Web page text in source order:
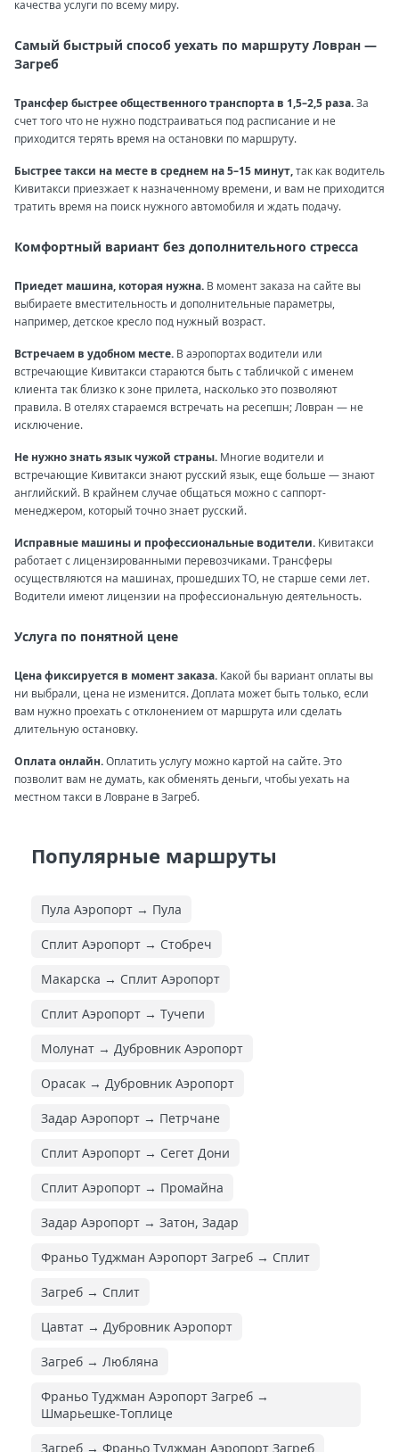
качества услуги по всему миру.
Самый быстрый способ уехать по маршруту Ловран —
Загреб
Трансфер быстрее общественного транспорта в 1,5–2,5 раза.За
счет того что не нужно подстраиваться под расписание и не
приходится терять время на остановки по маршруту.
Быстрее такси на месте в среднем на 5–15 минут,так как водитель
Кивитакси приезжает к назначенному времени, и вам не приходится
тратить время на поиск нужного автомобиля и ждать подачу.
Комфортный вариант без дополнительного стресса
Приедет машина, которая нужна. В момент заказа на сайте вы
выбираете вместительность и дополнительные параметры,
например, детское кресло под нужный возраст.
Встречаем в удобном месте. В аэропортах водители или
встречающие Кивитакси стараются быть с табличкой с именем
клиента так близко к зоне прилета, насколько это позволяют
правила. В отелях стараемся встречать на ресепшн; Ловран — не
исключение.
Не нужно знать язык чужой страны. Многие водители и
встречающие Кивитакси знают русский язык, еще больше — знают
английский. В крайнем случае общаться можно с саппорт-
менеджером, который точно знает русский.
Исправные машины и профессиональные водители. Кивитакси
работает с лицензированными перевозчиками. Трансферы
осуществляются на машинах, прошедших ТО, не старше семи лет.
Водители имеют лицензии на профессиональную деятельность.
Услуга по понятной цене
Цена фиксируется в момент заказа. Какой бы вариант оплаты вы
ни выбрали, цена не изменится. Доплата может быть только, если
вам нужно проехать с отклонением от маршрута или сделать
длительную остановку.
Оплата онлайн.Оплатить услугу можно картой на сайте. Это
позволит вам не думать, как обменять деньги, чтобы уехать на
местном такси в Ловране в Загреб.
Популярные маршруты
Пула Аэропорт → Пула
Сплит Аэропорт → Стобреч
Макарска → Сплит Аэропорт
Сплит Аэропорт → Тучепи
Молунат → Дубровник Аэропорт
Орасак → Дубровник Аэропорт
Задар Аэропорт → Петрчане
Сплит Аэропорт → Сегет Дони
Сплит Аэропорт → Промайна
Задар Аэропорт → Затон, Задар
Франьо Туджман Аэропорт Загреб → Сплит
Загреб → Сплит
Цавтат → Дубровник Аэропорт
Загреб → Любляна
Франьо Туджман Аэропорт Загреб →
Шмарьешке-Топлице
Загреб → Франьо Туджман Аэропорт Загреб